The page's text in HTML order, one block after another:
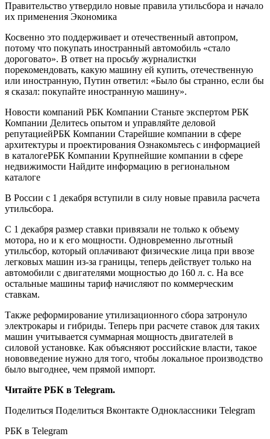
Правительство утвердило новые правила утильсбора и начало
их применения Экономика
Косвенно это поддерживает и отечественный автопром,
потому что покупать иностранный автомобиль «стало
дороговато». В ответ на просьбу журналистки
порекомендовать, какую машину ей купить, отечественную
или иностранную, Путин ответил: «Было бы странно, если бы
я сказал: покупайте иностранную машину».
Новости компаний РБК Компании Станьте экспертом РБК
Компании Делитесь опытом и управляйте деловой
репутациейРБК Компании Старейшие компании в сфере
архитектуры и проектирования Ознакомьтесь с информацией
в каталогеРБК Компании Крупнейшие компании в сфере
недвижимости Найдите информацию в региональном
каталоге
В России с 1 декабря вступили в силу новые правила расчета
утильсбора.
C 1 декабря размер ставки привязали не только к объему
мотора, но и к его мощности. Одновременно льготный
утильсбор, который оплачивают физические лица при ввозе
легковых машин из-за границы, теперь действует только на
автомобили с двигателями мощностью до 160 л. с. На все
остальные машины тариф начисляют по коммерческим
ставкам.
Также реформирование утилизационного сбора затронуло
электрокары и гибриды. Теперь при расчете ставок для таких
машин учитывается суммарная мощность двигателей в
силовой установке. Как объясняют российские власти, такое
нововведение нужно для того, чтобы локальное производство
было выгоднее, чем прямой импорт.
Читайте РБК в Telegram.
Поделиться Поделиться Вконтакте Одноклассники Telegram
РБК в Telegram